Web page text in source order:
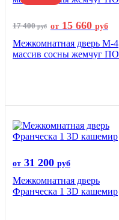
17 400руб от 15 660 руб
Межкомнатная дверь М-4
массив сосны жемчуг ПО
от 31 200 руб
Межкомнатная дверь
Франческа 1 3D кашемир